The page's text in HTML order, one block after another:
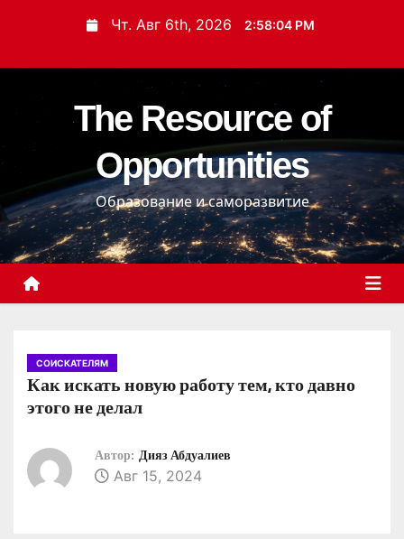
и
с
о
д
Чт. Авг 6th, 2026 2:58:04 PM
The Resource of
Opportunities
Образование и саморазвитие
СОИСКАТЕЛЯМ
Как искать новую работу тем, кто давно
этого не делал
Автор: Дияз Абдуалиев
Авг 15, 2024